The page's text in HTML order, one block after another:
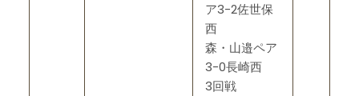
ア3-2佐世保
西
森・山邉ペア
3-0長崎西
3回戦